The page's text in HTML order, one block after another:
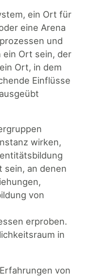
ein Ort für
eine Arena
und
ein Ort sein, der
Ort, in dem
Einflüsse
wirken,
sein, an denen
von
erproben.
in
von